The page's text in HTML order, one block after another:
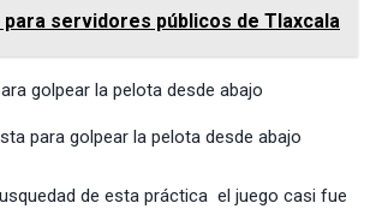
servidores públicos de Tlaxcala
para golpear la pelota desde abajo
de esta práctica el juego casi fue